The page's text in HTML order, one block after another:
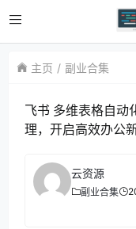
主页 副业合集
飞书 多维表格自动
理，开启高效办公
云资源
副业合集